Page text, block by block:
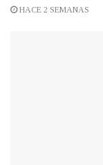
HACE 2 SEMANAS